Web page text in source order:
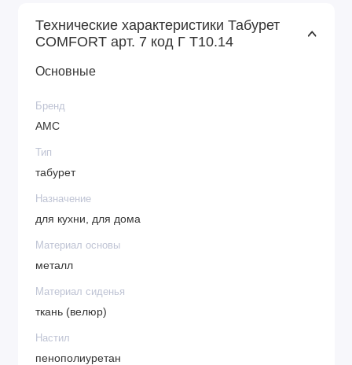
Технические характеристики Табурет
COMFORT арт. 7 код Г Т10.14
Основные
Бренд
АМС
Тип
табурет
Назначение
для кухни, для дома
Материал основы
металл
Материал сиденья
ткань (велюр)
Настил
пенополиуретан